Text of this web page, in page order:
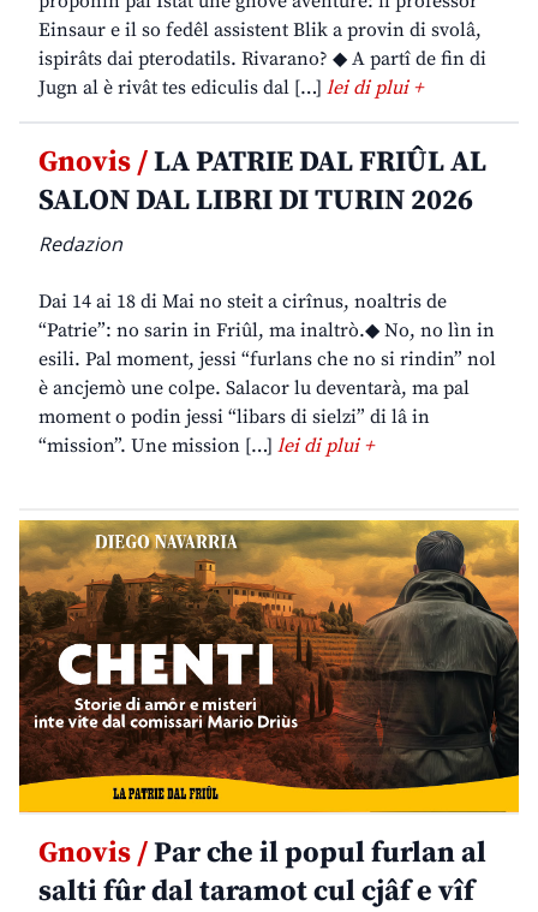
Einsaur e il so fedêl assistent Blik a provin di svolâ,
ispirâts dai pterodatils. Rivarano? ◆ A partî de fin di
Jugn al è rivât tes ediculis dal […] lei di plui +
Gnovis /LA PATRIE DAL FRIÛL AL
SALON DAL LIBRI DI TURIN 2026
Redazion
Dai 14 ai 18 di Mai no steit a cirînus, noaltris de
“Patrie”: no sarin in Friûl, ma inaltrò.◆ No, no lìn in
esili. Pal moment, jessi “furlans che no si rindin” nol
è ancjemò une colpe. Salacor lu deventarà, ma pal
moment o podin jessi “libars di sielzi” di lâ in
“mission”. Une mission […] lei di plui +
Gnovis /Par che il popul furlan al
salti fûr dal taramot cul cjâf e vîf